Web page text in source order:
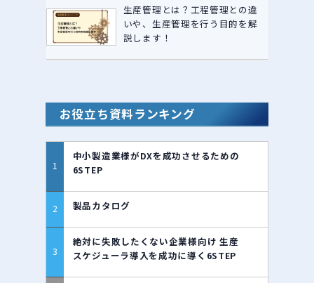
生産管理とは？工程管理との違
いや、生産管理を行う目的を解
説します！
お役立ち資料ランキング
中小製造業様がDXを成功させるための
6STEP
製品カタログ
絶対に失敗したくない企業様向け 生産
スケジューラ導入を成功に導く6STEP